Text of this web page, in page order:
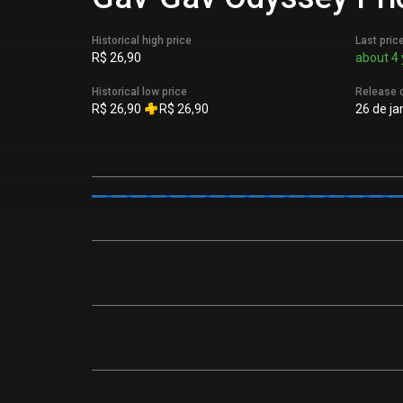
Historical high price
R$ 26,90
Historical low price
R$ 26,90 R$ 26,90
Last
about 4
Release
26 de